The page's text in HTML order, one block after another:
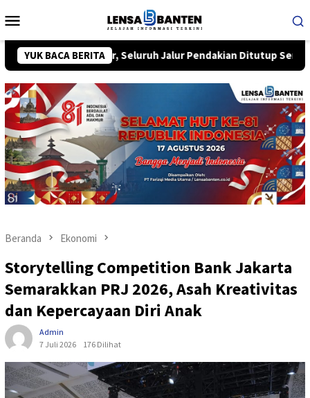
ke
Mobile
YUK BACA BERITA
Terbakar, Seluruh Jalur Pendakian Ditutup Sementara
Beranda Ekonomi
Storytelling Competition Bank Jakarta
Semarakkan PRJ 2026, Asah Kreativitas
dan Kepercayaan Diri Anak
Admin
7 Juli 2026
176 Dilihat